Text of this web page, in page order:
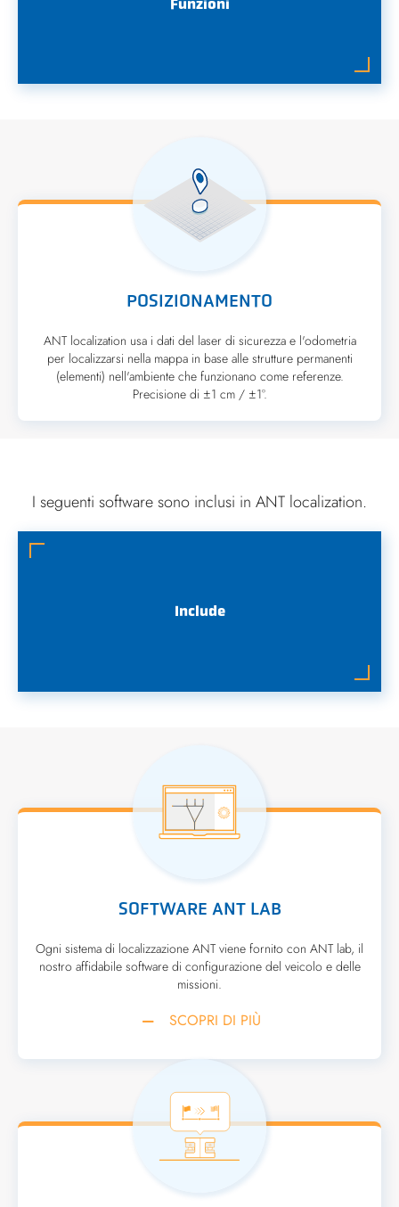
POSIZIONAMENTO
ANT localization usa i dati del laser di sicurezza e l'odometria
per localizzarsi nella mappa in base alle strutture permanenti
(elementi) nell'ambiente che funzionano come referenze.
Precisione di ±1 cm / ±1°.
Include
I seguenti software sono inclusi in ANT localization.
SOFTWARE ANT LAB
Ogni sistema di localizzazione ANT viene fornito con ANT lab, il
nostro affidabile software di configurazione del veicolo e delle
missioni.
SCOPRI DI PIÙ